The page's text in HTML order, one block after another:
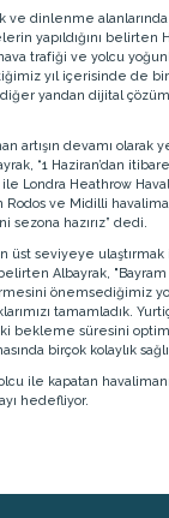
ve dinlenme
yapıldığını belirten
trafiği ve yolcu
yıl içerisinde de
diğer yandan dijital
artışın devamı olarak
“1 Haziran’dan
Londra Heathrow
Rodos ve Midilli
sezona hazırız” dedi.
seviyeye ulaştırmak
Albayrak,
önemsediğimiz
tamamladık.
bekleme süresini
birçok kolaylık
ile kapatan
hedefliyor.